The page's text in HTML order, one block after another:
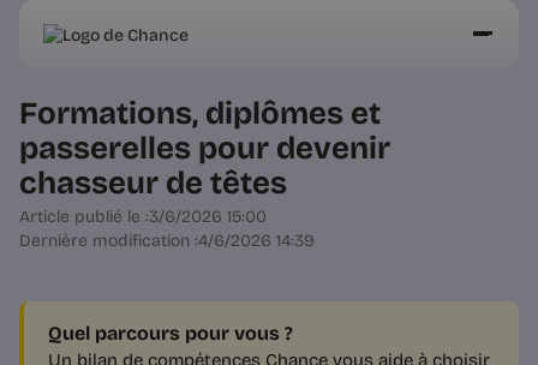
Formations, diplômes et
passerelles pour devenir
chasseur de têtes
Article publié le :3/6/2026 15:00
Dernière modification :4/6/2026 14:39
Quel parcours pour vous ?
Un bilan de compétences Chance vous aide à choisir